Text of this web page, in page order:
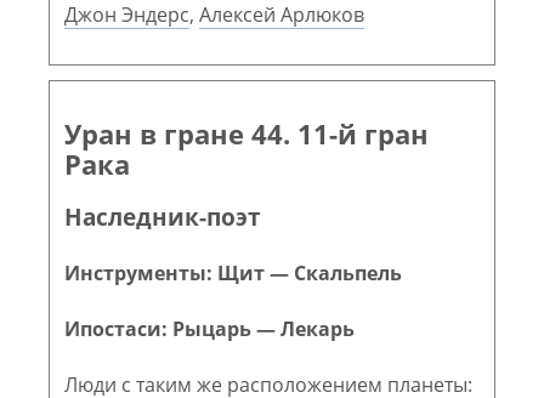
Джон Эндерс, Алексей Арлюков
Уран в гране 44. 11-й гран
Рака
Наследник-поэт
Инструменты: Щит — Скальпель
Ипостаси: Рыцарь — Лекарь
Люди с таким же расположением планеты: